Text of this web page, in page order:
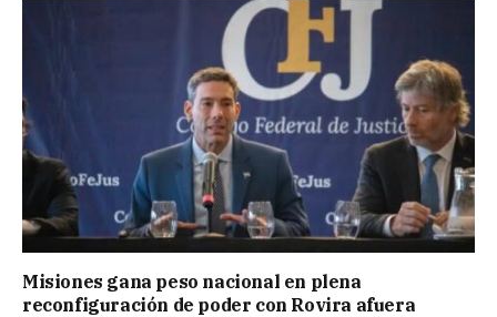
Misiones gana peso nacional en plena
reconfiguración de poder con Rovira afuera